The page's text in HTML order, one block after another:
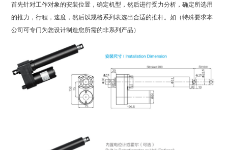
首先针对工作对象的安装位置，确定机型，然后进行受力分析，确定所选用
的推力，行程，速度，然后以规格系列表选出合适的推杆。如（特殊要求本
公司可专门为您设计制造您所需的非系列产品）